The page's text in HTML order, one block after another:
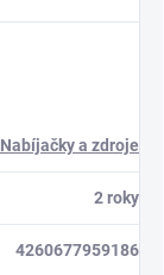
Nabíjačky a zdroje
2 roky
4260677959186